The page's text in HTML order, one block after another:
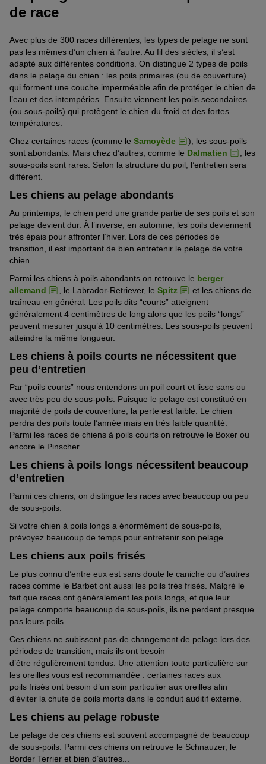
de race
Avec plus de 300 races différentes, les types de pelage ne sont
pas les mêmes d’un chien à l’autre. Au fil des siècles, il s’est
adapté aux différentes conditions. On distingue 2 types de poils
dans le pelage du chien : les poils primaires (ou de couverture)
qui forment une couche imperméable afin de protéger le chien de
l’eau et des intempéries. Ensuite viennent les poils secondaires
(ou sous-poils) qui protègent le chien du froid et des fortes
températures.
Chez certaines races (comme le Samoyède
), les sous-poils
sont abondants. Mais chez d’autres, comme le Dalmatien
, les
sous-poils sont rares. Selon la structure du poil, l’entretien sera
différent.
Les chiens au pelage abondants
Au printemps, le chien perd une grande partie de ses poils et son
pelage devient dur. À l’inverse, en automne, les poils deviennent
très épais pour affronter l’hiver. Lors de ces périodes de
transition, il est important de bien entretenir le pelage de votre
chien.
Parmi les chiens à poils abondants on retrouve le berger
allemand
, le Labrador-Retriever, le Spitz
et les chiens de
traîneau en général. Les poils dits “courts” atteignent
généralement 4 centimètres de long alors que les poils “longs”
peuvent mesurer jusqu’à 10 centimètres. Les sous-poils peuvent
atteindre la même longueur.
Les chiens à poils courts ne nécessitent que
peu d’entretien
Par “poils courts” nous entendons un poil court et lisse sans ou
avec très peu de sous-poils. Puisque le pelage est constitué en
majorité de poils de couverture, la perte est faible. Le chien
perdra des poils toute l’année mais en très faible quantité.
Parmi les races de chiens à poils courts on retrouve le Boxer ou
encore le Pinscher.
Les chiens à poils longs nécessitent beaucoup
d’entretien
Parmi ces chiens, on distingue les races avec beaucoup ou peu
de sous-poils.
Si votre chien à poils longs a énormément de sous-poils,
prévoyez beaucoup de temps pour entretenir son pelage.
Les chiens aux poils frisés
Le plus connu d’entre eux est sans doute le caniche ou d’autres
races comme le Barbet ont aussi les poils très frisés Malgré le
fait que races ont généralement les poils longs, et que leur
pelage comporte beaucoup de sous-poils ils ne perdent presque
pas leurs poils.
Ces chiens ne subissent pas de changement de pelage lors des
périodes de transition , mais ils ont besoin
d’être régulièrement tondus. Une attention toute particulière sur
les oreilles vous est recommandée : certaines races aux
poils frisés ont besoin d’un soin particulier aux oreilles afin
d’éviter la chute de poils morts dans le conduit auditif externe.
Les chiens au pelage robuste
Le pelage de ces chiens est souvent accompagné de beaucoup
de sous-poils . Parmi ces chiens on retrouve le Schnauzer, le
Border Terrier et bien d’autres